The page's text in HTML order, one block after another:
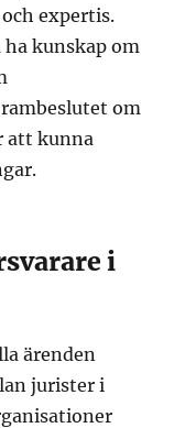
expertis.
kunskap om
om
att kunna
i
ärenden
jurister i